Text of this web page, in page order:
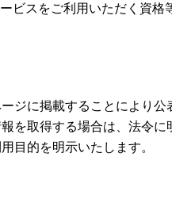
ビスをご利用いただく資格
ジに掲載することにより公
を取得する場合は、法令に
目的を明示いたします。